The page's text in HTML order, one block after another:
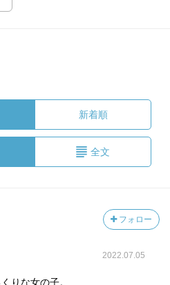
新着順
全文
フォロー
2022.07.05
りな女の子。